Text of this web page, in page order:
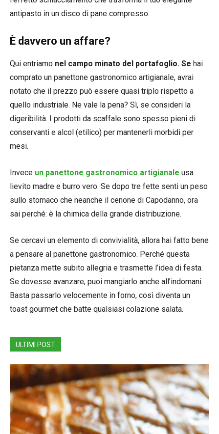
antipasto in un disco di pane compresso.
È davvero un affare?
Qui entriamo nel campo minato del portafoglio. Se hai
comprato un panettone gastronomico artigianale, avrai
notato che il prezzo può essere quasi triplo rispetto a
quello industriale. Ne vale la pena? Sì, se consideri la
digeribilità. I prodotti da scaffale sono spesso pieni di
conservanti e alcol (etilico) per mantenerli morbidi per
mesi.
Invece un panettone gastronomico artigianale usa
lievito madre e burro vero. Se dopo tre fette senti un peso
sullo stomaco che neanche il cenone di Capodanno, ora
sai perché: è la chimica della grande distribuzione.
Se cercavi un elemento di convivialità, allora hai fatto bene
a pensare al panettone gastronomico. Perché questa
pietanza mette subito allegria e trasmette l’idea di festa.
Se dovesse avanzare, puoi mangiarlo anche all’indomani.
Basta passarlo velocemente in forno, così diventa un
toast gourmet che batte qualsiasi colazione salata.
ULTIMI POST